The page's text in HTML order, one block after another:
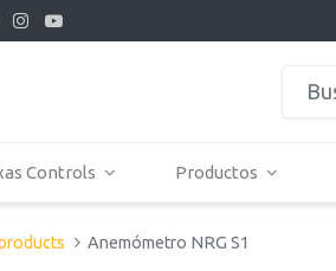
Controls Productos
Anemómetro NRG S1